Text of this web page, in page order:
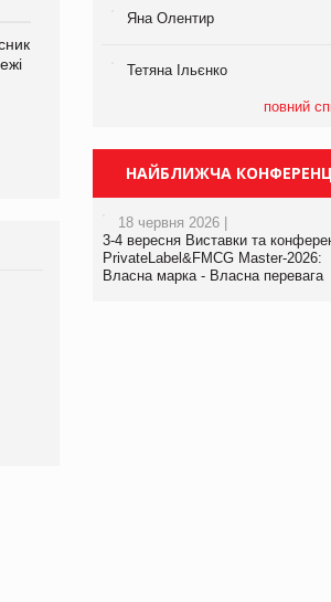
Файно маркет Директор
Яна Олентир
Тетяна Ільєнко
повний
НАЙБЛИЖЧА
18 червня 2026 |
3-4 вересня Виставки та
PrivateLabel&FMCG Master-2026:
Власна марка - Власна перевага